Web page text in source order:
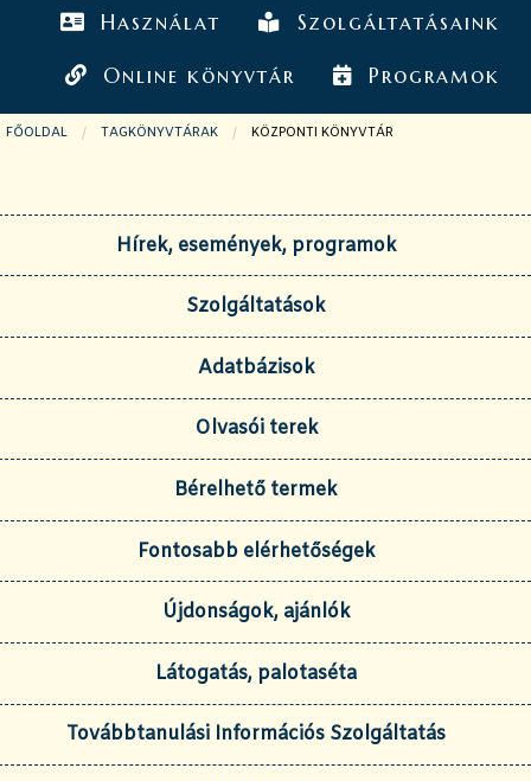
Használat Szolgáltatásaink
Online könyvtár Programok
FŐOLDAL TAGKÖNYVTÁRAK JELENLEGI OLDAL:
KÖZPONTI KÖNYVTÁR
Hírek, események, programok
Szolgáltatások
Adatbázisok
Olvasói terek
Bérelhető termek
Fontosabb elérhetőségek
Újdonságok, ajánlók
Látogatás, palotaséta
Továbbtanulási Információs Szolgáltatás